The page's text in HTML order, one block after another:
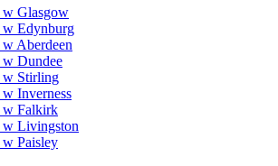
w Glasgow
w Edynburg
w Aberdeen
w Dundee
w Stirling
w Inverness
w Falkirk
w Livingston
w Paisley